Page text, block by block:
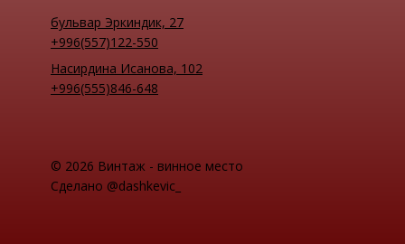
бульвар Эркиндик, 27
+996(557)122-550
Насирдина Исанова, 102
+996(555)846-648
© 2026 Винтаж - винное место
Сделано @dashkevic_